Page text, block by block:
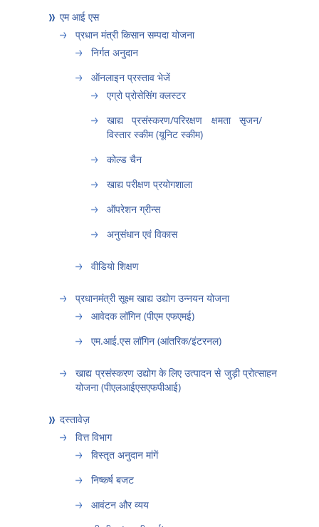
एम आई एस
प्रधान मंत्री किसान सम्पदा योजना
निर्गत अनुदान
ऑनलाइन प्रस्ताव भेजें
एग्रो प्रोसेसिंग क्लस्टर
खाद्य प्रसंस्करण/परिरक्षण क्षमता सृजन/
विस्तार स्कीम (यूनिट स्कीम)
कोल्ड चैन
खाद्य परीक्षण प्रयोगशाला
ऑपरेशन ग्रीन्स
अनुसंधान एवं विकास
वीडियो शिक्षण
प्रधानमंत्री सूक्ष्म खाद्य उद्योग उन्नयन योजना
आवेदक लॉगिन (पीएम एफएमई)
एम.आई.एस लॉगिन (आंतरिक/इंटरनल)
खाद्य प्रसंस्करण उद्योग के लिए उत्पादन से जुड़ी प्रोत्साहन
योजना (पीएलआईएसएफपीआई)
दस्तावेज़
वित्त विभाग
विस्तृत अनुदान मांगें
निष्कर्ष बजट
आवंटन और व्यय